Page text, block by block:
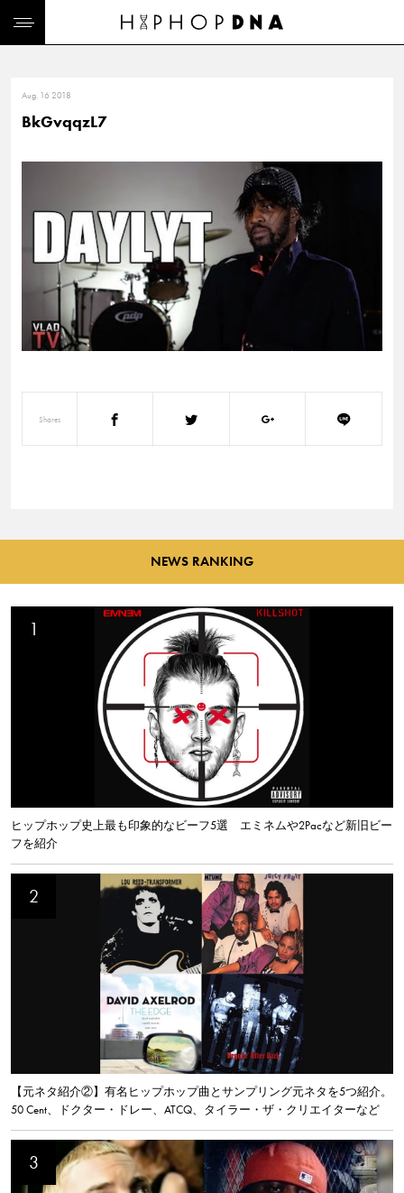
Aug. 16 2018
BkGvqqzL7
Shares
NEWS RANKING
ヒップホップ史上最も印象的なビーフ5選 エミネムや2Pacなど新旧ビー
フを紹介
【元ネタ紹介②】有名ヒップホップ曲とサンプリング元ネタを5つ紹介。
50 Cent、ドクター・ドレー、ATCQ、タイラー・ザ・クリエイターなど